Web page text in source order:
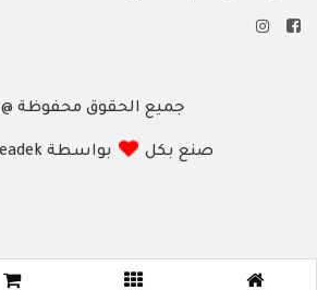
جميع الحقوق محفوظة @ 2026
صنع بكل بواسطة Salah itkeadek